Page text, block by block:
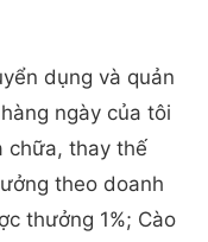
dụng và quản
ngày của tôi
chữa, thay thế
theo doanh
thưởng 1%; Cào